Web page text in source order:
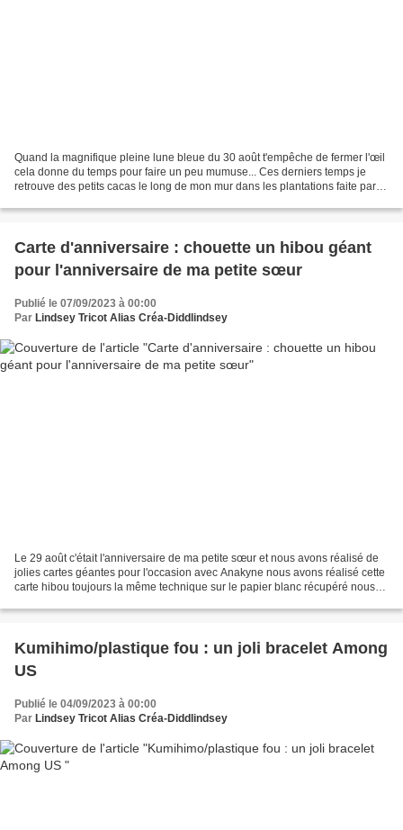
Quand la magnifique pleine lune bleue du 30 août t'empêche de fermer l'œil
cela donne du temps pour faire un peu mumuse... Ces derniers temps je
retrouve des petits cacas le long de mon mur dans les plantations faite par la
Carte d'anniversaire : chouette un hibou géant
pour l'anniversaire de ma petite sœur
Publié le 07/09/2023 à 00:00
Par Lindsey Tricot Alias Créa-Diddlindsey
Le 29 août c'était l'anniversaire de ma petite sœur et nous avons réalisé de
jolies cartes géantes pour l'occasion avec Anakyne nous avons réalisé cette
carte hibou toujours la même technique sur le papier blanc récupéré nous
Kumihimo/plastique fou : un joli bracelet Among
US
Publié le 04/09/2023 à 00:00
Par Lindsey Tricot Alias Créa-Diddlindsey